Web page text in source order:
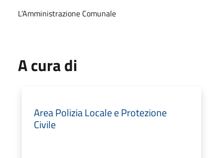
L’Amministrazione Comunale
A cura di
Area Polizia Locale e Protezione
Civile